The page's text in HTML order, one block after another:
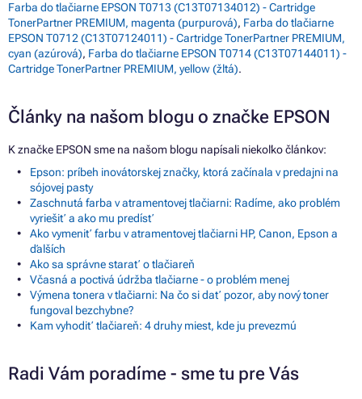
Farba do tlačiarne EPSON T0713 (C13T07134012) - Cartridge
TonerPartner PREMIUM, magenta (purpurová), Farba do tlačiarne
EPSON T0712 (C13T07124011) - Cartridge TonerPartner PREMIUM,
cyan (azúrová), Farba do tlačiarne EPSON T0714 (C13T07144011) -
Cartridge TonerPartner PREMIUM, yellow (žltá).
Články na našom blogu o značke EPSON
K značke EPSON sme na našom blogu napísali niekoľko článkov:
Epson: príbeh inovátorskej značky, ktorá začínala v predajni na
sójovej pasty
Zaschnutá farba v atramentovej tlačiarni: Radíme, ako problém
vyriešiť a ako mu predísť
Ako vymeniť farbu v atramentovej tlačiarni HP, Canon, Epson a
ďalších
Ako sa správne starať o tlačiareň
Včasná a poctivá údržba tlačiarne - o problém menej
Výmena tonera v tlačiarni: Na čo si dať pozor, aby nový toner
fungoval bezchybne?
Kam vyhodiť tlačiareň: 4 druhy miest, kde ju prevezmú
Radi Vám poradíme - sme tu pre Vás